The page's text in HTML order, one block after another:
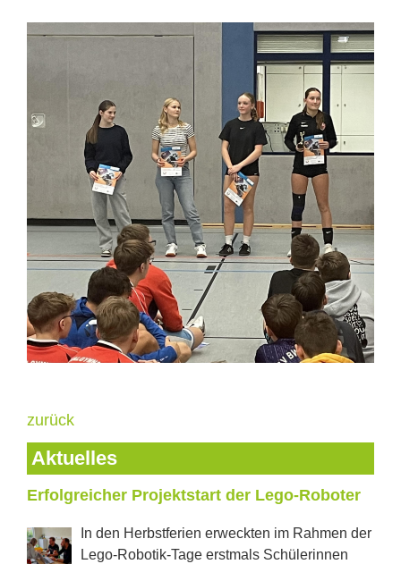
zurück
Aktuelles
Erfolgreicher Projektstart der Lego-Roboter
In den Herbstferien erweckten im Rahmen der
Lego-Robotik-Tage erstmals Schülerinnen